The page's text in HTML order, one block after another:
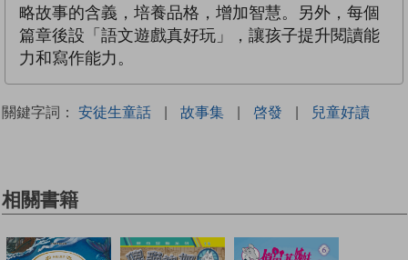
略故事的含義，培養品格，增加智慧。另外，每個
篇章後設「語文遊戲真好玩」，讓孩子提升閱讀能
力和寫作能力。
關鍵字詞： 安徒生童話 | 故事集 | 啓發 | 兒童好讀
相關書籍